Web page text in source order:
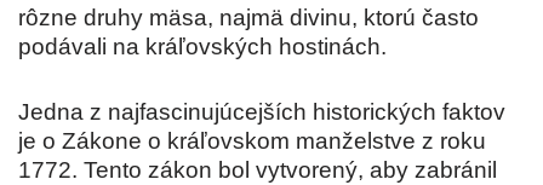
rôzne druhy mäsa, najmä divinu, ktorú často
podávali na kráľovských hostinách.
Jedna z najfascinujúcejších historických faktov
je o Zákone o kráľovskom manželstve z roku
1772. Tento zákon bol vytvorený, aby zabránil